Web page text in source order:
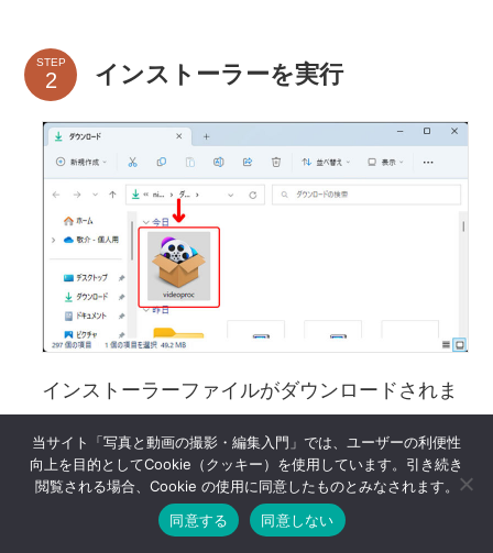
STEP インストーラーを実行
インストーラーファイルがダウンロードされま
て、実行します。
当サイト「写真と動画の撮影・編集入門」では、ユーザーの利便性
向上を目的としてCookie（クッキー）を使用しています。引き続き
閲覧される場合、Cookie の使用に同意したものとみなされます。
同意する
同意しない